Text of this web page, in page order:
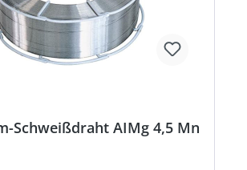
Schweißdraht AIMg 4,5 Mn